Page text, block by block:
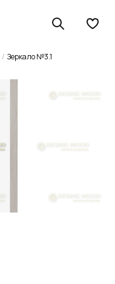
Зеркало №3.1